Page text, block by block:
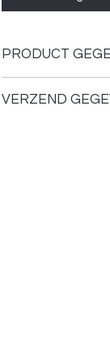
PRODUCT
Afmetingen:
VERZEND